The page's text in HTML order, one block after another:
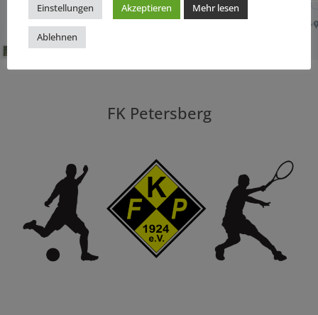
FK Petersberg
Einstellungen Akzeptieren Mehr lesen
Ablehnen